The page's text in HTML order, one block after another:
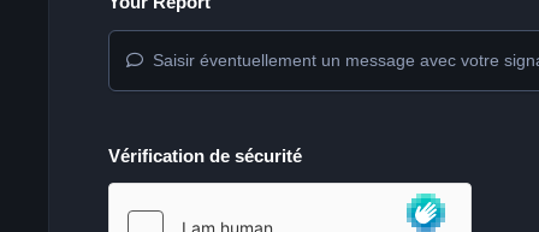
Saisir éventuellement un message avec votre
Vérification de sécurité